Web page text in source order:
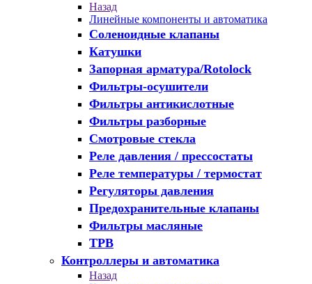
Назад
Линейные компоненты и автоматика
Соленоидные клапаны
Катушки
Запорная арматура/Rotolock
Фильтры-осушители
Фильтры антикислотные
Фильтры разборные
Смотровые стекла
Реле давления / прессостаты
Реле температуры / термостат
Регуляторы давления
Предохранительные клапаны
Фильтры масляные
ТРВ
Контроллеры и автоматика
Назад